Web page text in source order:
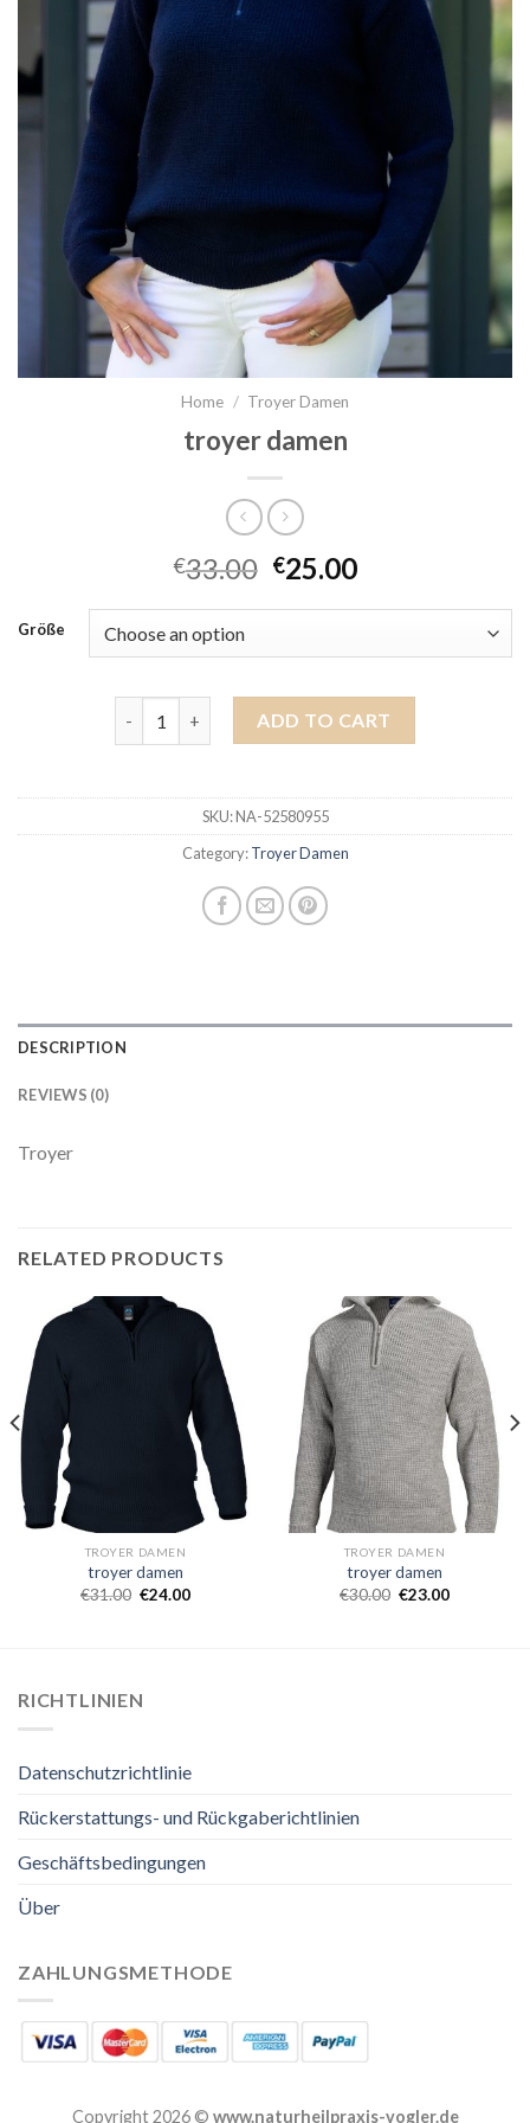
Home / Troyer Damen
troyer damen
€33.00 €25.00
Größe
troyer damen quantityADD TO CART
SKU:NA-52580955
Category:Troyer Damen
DESCRIPTION
REVIEWS (0)
Troyer
RELATED PRODUCTS
TROYER DAMEN
troyer damen
€31.00 €24.00
TROYER DAMEN
troyer damen
€30.00 €23.00
RICHTLINIEN
Datenschutzrichtlinie
Rückerstattungs- und Rückgaberichtlinien
Geschäftsbedingungen
Über
ZAHLUNGSMETHODE
Copyright 2026 © www.naturheilpraxis-vogler.de